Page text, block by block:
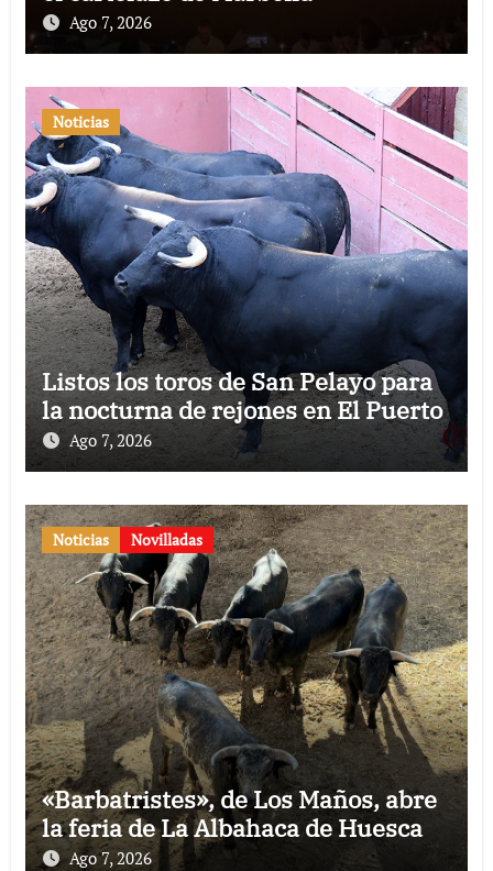
Ago 7, 2026
Noticias
Listos los toros de San Pelayo para
la nocturna de rejones en El Puerto
Ago 7, 2026
Noticias Novilladas
«Barbatristes», de Los Maños, abre
la feria de La Albahaca de Huesca
Ago 7, 2026